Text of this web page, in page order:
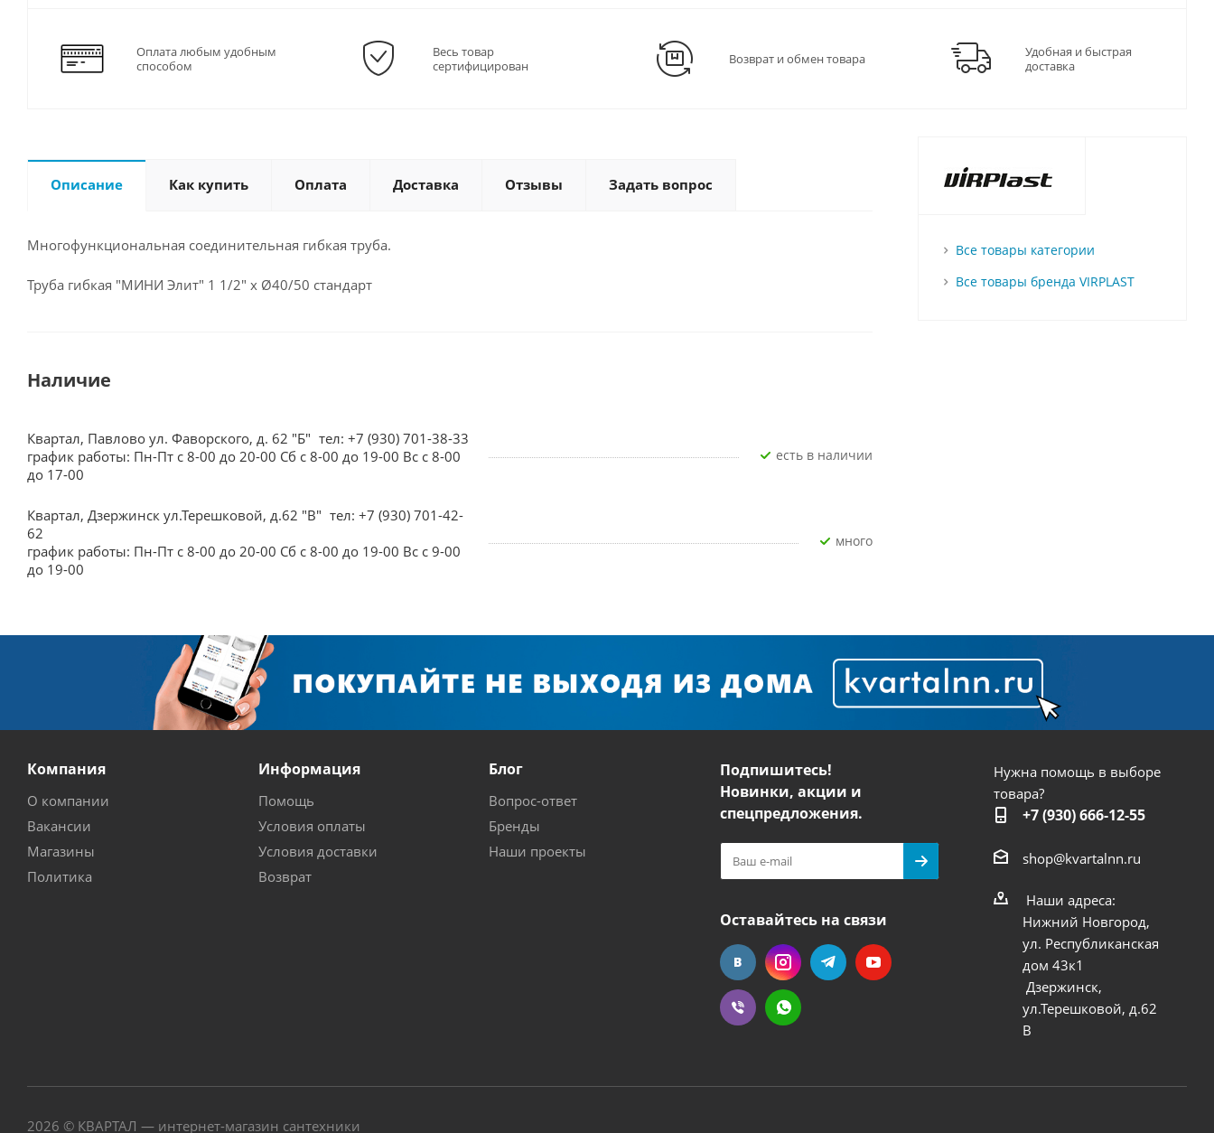
Оплата любым удобным
способом
Весь товар
сертифицирован
Возврат и обмен товара
Удобная и быстрая
доставка
Описание Как купить Оплата Доставка Отзывы Задать вопрос
Многофункциональная соединительная гибкая труба.
Труба гибкая "МИНИ Элит" 1 1/2" х Ø40/50 стандарт
Наличие
Квартал, Павлово ул. Фаворского, д. 62 "Б" тел: +7 (930) 701-38-33
график работы: Пн-Пт с 8-00 до 20-00 Сб с 8-00 до 19-00 Вс с 8-00
до 17-00
Есть в наличии
Квартал, Дзержинск ул.Терешковой, д.62 "В" тел: +7 (930) 701-42-
62
график работы: Пн-Пт с 8-00 до 20-00 Сб с 8-00 до 19-00 Вс с 9-00
до 19-00
Много
Все товары категории
Все товары бренда VIRPLAST
Компания
О компании
Вакансии
Магазины
Политика
Информация
Помощь
Условия оплаты
Условия доставки
Возврат
Блог
Вопрос-ответ
Бренды
Наши проекты
Подпишитесь!
Новинки, акции и
спецпредложения.
Оставайтесь на связи
Нужна помощь в выборе
товара?
+7 (930) 666-12-55
shop@kvartalnn.ru
Наши адреса:
Нижний Новгород,
ул. Республиканская
дом 43к1
Дзержинск,
ул.Терешковой, д.62
В
2026 © КВАРТАЛ — интернет-магазин сантехники